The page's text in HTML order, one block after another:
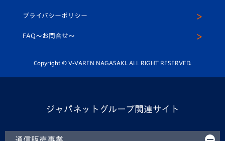
平和祈念活動
ホームタウン活動
スクール
公式LINE＠
プライバシーポリシー
FAQ〜お問合せ〜
Copyright © V-VAREN NAGASAKI. ALL RIGHT RESERVED.
ジャパネットグループ関連サイト
通信販売事業